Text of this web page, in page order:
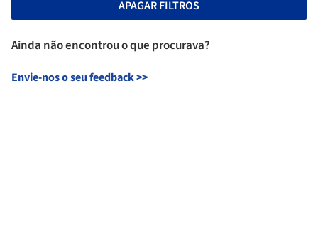
APAGAR FILTROS
Ainda não encontrou o que procurava?
Envie-nos o seu feedback>>